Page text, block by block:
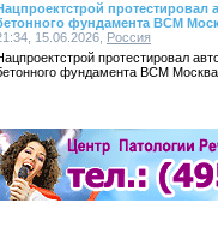
протестировал
фундамента ВСМ
15.06.2026, Россия
протестировал
фундамента ВСМ Москва